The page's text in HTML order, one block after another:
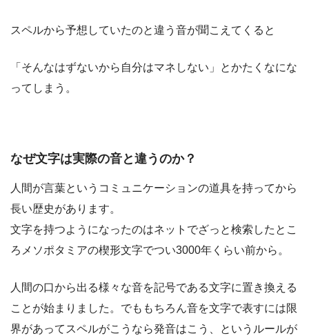
スペルから予想していたのと違う音が聞こえてくると
「そんなはずないから自分はマネしない」とかたくなにな
ってしまう。
なぜ文字は実際の音と違うのか？
人間が言葉というコミュニケーションの道具を持ってから
長い歴史があります。
文字を持つようになったのはネットでざっと検索したとこ
ろメソポタミアの楔形文字でつい3000年くらい前から。
人間の口から出る様々な音を記号である文字に置き換える
ことが始まりました。でももちろん音を文字で表すには限
界があってスペルがこうなら発音はこう、というルールが